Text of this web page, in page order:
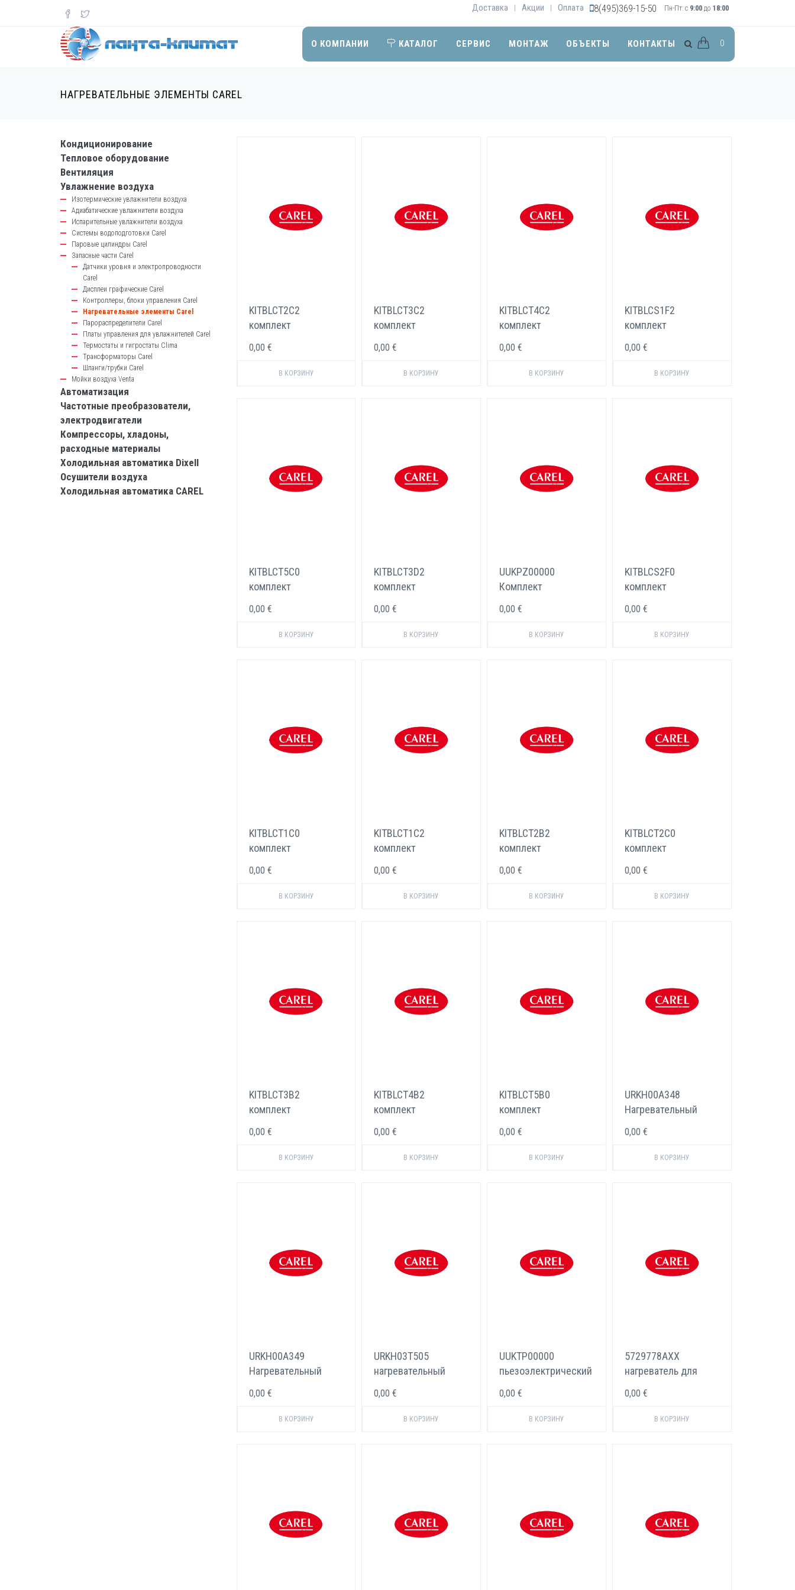
Доставка | Акции | Оплата 8(495)369-15-50 Пн-Пт: с 9:00 до 18:00
О КОМПАНИИ КАТАЛОГ СЕРВИС МОНТАЖ ОБЪЕКТЫ КОНТАКТЫ 0
НАГРЕВАТЕЛЬНЫЕ ЭЛЕМЕНТЫ CAREL
catalog-
left-
block
Кондиционирование
Тепловое оборудование
Вентиляция
Увлажнение воздуха
Изотермические увлажнители воздуха
Адиабатические увлажнители воздуха
Испарительные увлажнители воздуха
Системы водоподготовки Carel
Паровые цилиндры Carel
Запасные части Carel
Датчики уровня и электропроводности
Carel
Дисплеи графические Carel
Контроллеры, блоки управления Carel
Нагревательные элементы Carel
Парораспределители Carel
Платы управления для увлажнителей Carel
Термостаты и гигростаты Clima
Трансформаторы Carel
Шланги/трубки Carel
Мойки воздуха Venta
Автоматизация
Частотные преобразователи,
электродвигатели
Компрессоры, хладоны,
расходные материалы
Холодильная автоматика Dixell
Осушители воздуха
Холодильная автоматика CAREL
KITBLCT2C2
комплект
кг/ч
0,00 €
KITBLCT3C2
комплект
18 кг/ч
0,00 €
KITBLCT4C2
комплект
45 кг/ч
0,00 €
KITBLCS1F2
комплект
кг/ч
0,00 €
KITBLCT5C0
комплект
кг/ч
0,00 €
KITBLCT3D2
комплект
18 кг/ч
0,00 €
UUKPZ00000
Комплект
фиксатором Carel
HumiSonic
0,00 €
KITBLCS2F0
комплект
кг/ч
0,00 €
KITBLCT1C0
комплект
кг/ч
0,00 €
KITBLCT1C2
комплект
кг/ч
0,00 €
KITBLCT2B2
комплект
кг/ч
0,00 €
KITBLCT2C0
комплект
кг/ч
0,00 €
KITBLCT3B2
комплект
18 кг/ч
0,00 €
KITBLCT4B2
комплект
45 кг/ч
0,00 €
KITBLCT5B0
комплект
кг/ч
0,00 €
URKH00A348
Нагревательный
0,00 €
URKH00A349
Нагревательный
0,00 €
URKH03T505
нагревательный
титановый
0,00 €
UUKTP00000
пьезоэлектрический
UU01*DA001 0,5 кг/ч
Carel humiSonic
0,00 €
5729778AXX
нагреватель для
0,00 €